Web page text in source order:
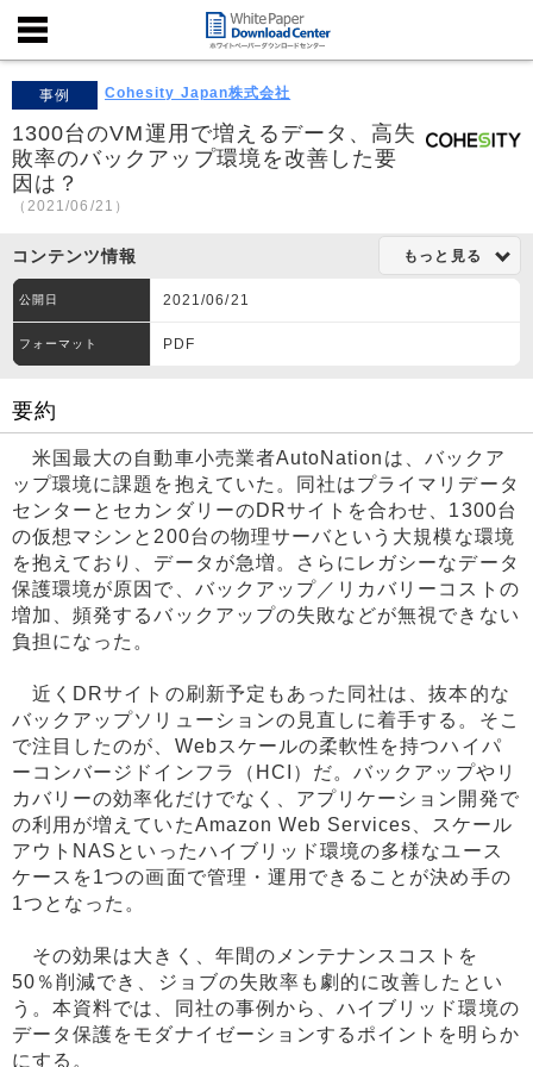
事例 Cohesity Japan株式会社
1300台のVM運用で増えるデータ、高失
敗率のバックアップ環境を改善した要
因は？
（2021/06/21）
コンテンツ情報 もっと見る
公開日 2021/06/21
フォーマット PDF
要約
米国最大の自動車小売業者AutoNationは、バックア
ップ環境に課題を抱えていた。同社はプライマリデータ
センターとセカンダリーのDRサイトを合わせ、1300台
の仮想マシンと200台の物理サーバという大規模な環境
を抱えており、データが急増。さらにレガシーなデータ
保護環境が原因で、バックアップ／リカバリーコストの
増加、頻発するバックアップの失敗などが無視できない
負担になった。
近くDRサイトの刷新予定もあった同社は、抜本的な
バックアップソリューションの見直しに着手する。そこ
で注目したのが、Webスケールの柔軟性を持つハイパ
ーコンバージドインフラ（HCI）だ。バックアップやリ
カバリーの効率化だけでなく、アプリケーション開発で
の利用が増えていたAmazon Web Services、スケール
アウトNASといったハイブリッド環境の多様なユース
ケースを1つの画面で管理・運用できることが決め手の
1つとなった。
その効果は大きく、年間のメンテナンスコストを
50％削減でき、ジョブの失敗率も劇的に改善したとい
う。本資料では、同社の事例から、ハイブリッド環境の
データ保護をモダナイゼーションするポイントを明らか
にする。